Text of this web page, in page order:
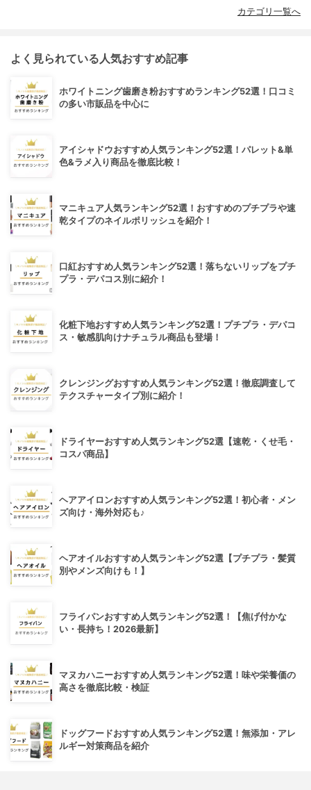
カテゴリ一覧へ
よく見られている人気おすすめ記事
ホワイトニング歯磨き粉おすすめランキング52選！口コミ
の多い市販品を中心に
アイシャドウおすすめ人気ランキング52選！パレット&単
色&ラメ入り商品を徹底比較！
マニキュア人気ランキング52選！おすすめのプチプラや速
乾タイプのネイルポリッシュを紹介！
口紅おすすめ人気ランキング52選！落ちないリップをプチ
プラ・デパコス別に紹介！
化粧下地おすすめ人気ランキング52選！プチプラ・デパコ
ス・敏感肌向けナチュラル商品も登場！
クレンジングおすすめ人気ランキング52選！徹底調査して
テクスチャータイプ別に紹介！
ドライヤーおすすめ人気ランキング52選【速乾・くせ毛・
コスパ商品】
ヘアアイロンおすすめ人気ランキング52選！初心者・メン
ズ向け・海外対応も♪
ヘアオイルおすすめ人気ランキング52選【プチプラ・髪質
別やメンズ向けも！】
フライパンおすすめ人気ランキング52選！【焦げ付かな
い・長持ち！2026最新】
マヌカハニーおすすめ人気ランキング52選！味や栄養価の
高さを徹底比較・検証
ドッグフードおすすめ人気ランキング52選！無添加・アレ
ルギー対策商品を紹介